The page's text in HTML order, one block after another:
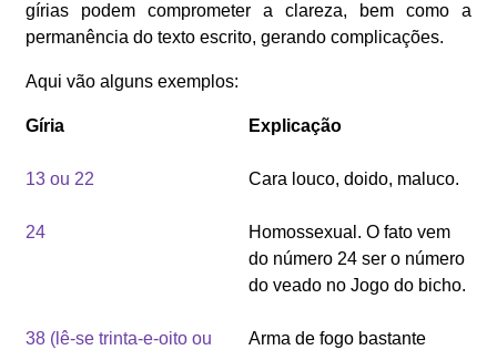
gírias podem comprometer a clareza, bem como a
permanência do texto escrito, gerando complicações.
Aqui vão alguns exemplos:
Gíria Explicação
13 ou 22 Cara louco, doido, maluco.
24
Homossexual. O fato vem
do número 24 ser o número
do veado no Jogo do bicho.
38 (lê-se trinta-e-oito ou
Arma de fogo bastante